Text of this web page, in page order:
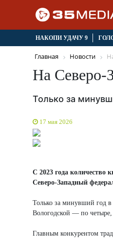
НАКОПИ УДАЧУ 9
Главная Новости
На Северо-
Только за
17 мая 2026
С 2023 года количество
Северо-Западный
Только за минувший год в
Вологодской — по
Главным конкурентом